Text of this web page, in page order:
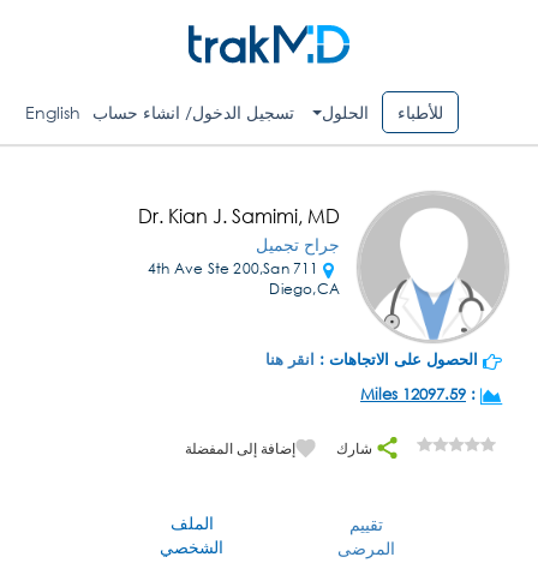
للأطباء الحلول تسجيل الدخول/ انشاء حساب English
Dr. Kian J. Samimi, MD
جراح تجميل
711 4th Ave Ste 200,San
Diego,CA
الحصول على الاتجاهات : انقر هنا
:
12097.59 Miles
شارك إضافة إلى المفضلة
الملف
الشخصي
تقييم
المرضى